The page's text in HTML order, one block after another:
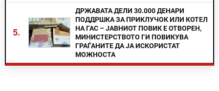
5.
ДРЖАВАТА ДЕЛИ 30.000 ДЕНАРИ
ПОДДРШКА ЗА ПРИКЛУЧОК ИЛИ КОТЕЛ
НА ГАС – ЈАВНИОТ ПОВИК Е ОТВОРЕН,
МИНИСТЕРСТВОТО ГИ ПОВИКУВА
ГРАЃАНИТЕ ДА ЈА ИСКОРИСТАТ
МОЖНОСТА